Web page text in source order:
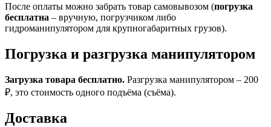
После оплаты можно забрать товар самовывозом (погрузка
бесплатна – вручную, погрузчиком либо
гидроманипулятором для крупногабаритных грузов).
Погрузка и разгрузка манипулятором
Загрузка товара бесплатно. Разгрузка манипулятором – 200
₽, это стоимость одного подъёма (съёма).
Доставка